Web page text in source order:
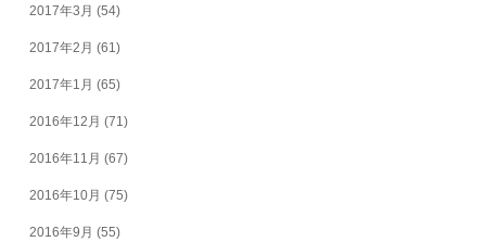
2017年3月 (54)
2017年2月 (61)
2017年1月 (65)
2016年12月 (71)
2016年11月 (67)
2016年10月 (75)
2016年9月 (55)